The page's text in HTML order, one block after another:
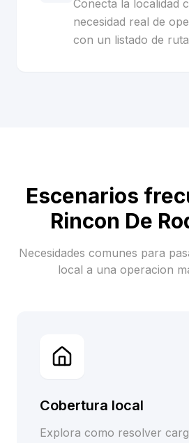
Conecta la localidad
necesidad real de
con un listado de
Escenarios
Rincon De
Necesidades comunes para
local a una operacion
Cobertura local
Explora como resolver